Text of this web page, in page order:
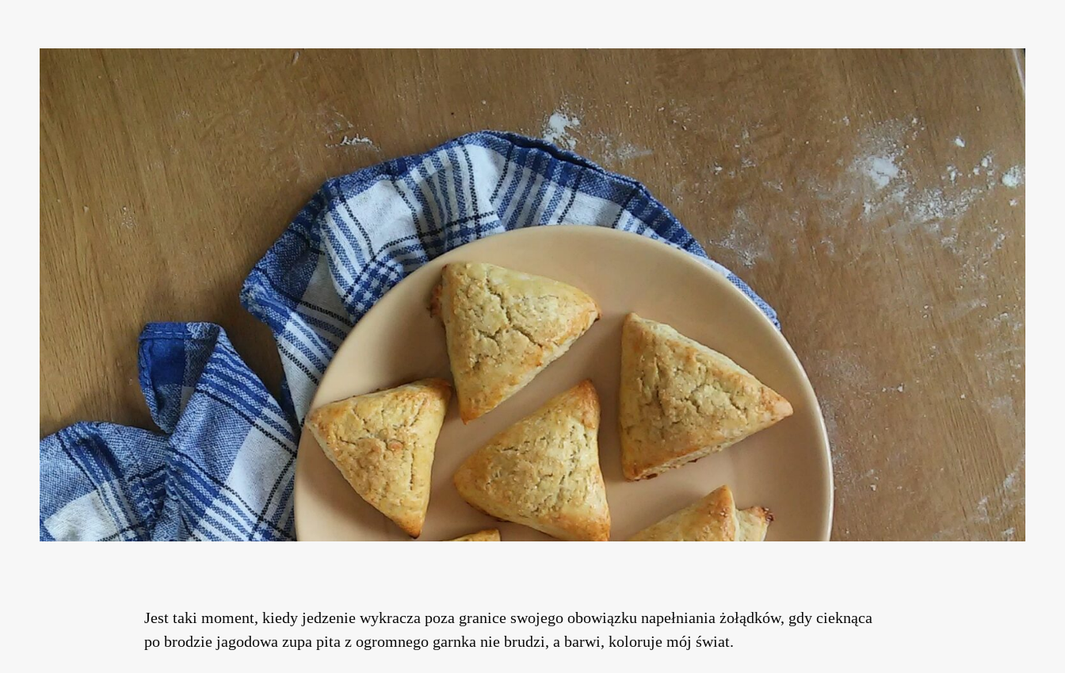
Jest taki moment, kiedy jedzenie wykracza poza granice swojego obowiązku napełniania żołądków, gdy cieknąca
po brodzie jagodowa zupa pita z ogromnego garnka nie brudzi, a barwi, koloruje mój świat.